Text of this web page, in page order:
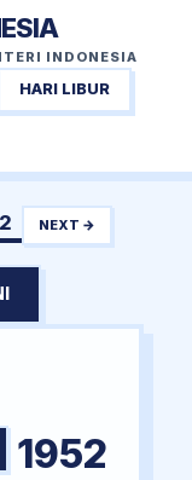
INDONESIA
HARI LIBUR
NEXT →
1952